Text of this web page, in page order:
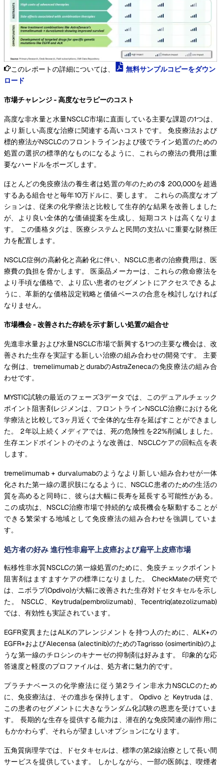
このレポートの詳細については、
無料サンプルコピーをダウン
ロード
市場チャレンジ - 高度なセラピーのコスト
高度な非水量と水量NSCLC市場に直面している主要な課題の1つは、
より新しい高度な治療に関連する高いコストです。 免疫療法および
標的療法がNSCLCのフロントラインおよび後でライン処置のための
処置の選択の標準的なものになるように、これらの療法の費用は重
要なハードルをポーズします。
ほとんどの免疫療法の養生者は処置の年のための$ 200,000を超過
するある組合せと毎年10万ドルに、要します。 これらの高度なオプ
ションは、従来の化学療法と比較して生存的な結果を改善しました
が、より良い全体的な価値提案を生成し、短期コストは高くなりま
す。 この価格タグは、医療システムと民間の支払いに重要な財務圧
力を配置します。
NSCLC症例の高齢化と高齢化に伴い、NSCLC患者の治療費用は、医
療費の負担を脅かします。 医薬品メーカーは、これらの救命療法を
より手頃な価格で、より広い患者のセグメントにアクセスできるよ
うに、革新的な価格設定戦略と価値ベースの合意を検討しなければ
なりません。
市場機会 - 改善された存続を示す新しい処置の組合せ
先進非水量および水量NSCLC市場で新興する1つの主要な機会は、改
善された生存を実証する新しい治療の組み合わせの開発です。 主要
な例は、tremelimumabとdurabのAstraZenecaの免疫療法の組み合
わせです。
MYSTIC試験の最近のフェーズ3データでは、このデュアルチェック
ポイント阻害剤レジメンは、フロントラインNSCLC治療における化
学療法と比較して3ヶ月近くで全体的な生存を延ばすことができまし
た。 2年以上続くメディアでは、死の危険性を22%削減しました。
生存エンドポイントのそのような改善は、NSCLCケアの回転点を表
します。
tremelimumab + durvalumabのようなより新しい組み合わせが一体
化された第一線の選択肢になるように、NSCLC患者のための生活の
質を高めると同時に、彼らは大幅に長寿を延長する可能性がある。
この成功は、NSCLC治療市場で持続的な成長機会を駆動することが
できる繁栄する地域として免疫療法の組み合わせを強調していま
す。
処方者の好み 進行性非扁平上皮癌および扁平上皮癌市場
転移性非水質NSCLCの第一線処置のために、免疫チェックポイント
阻害剤はますますケアの標準になりました。 CheckMateの研究で
は、ニボラブ(Opdivo)が大幅に改善された生存対ドセタキセルを示し
た。 NSCLC、Keytruda(pembrolizumab)、Tecentriq(atezolizumab)
では、有効性も実証されています。
EGFR変異またはALKのアレンジメントを持つ人のために、ALK+の
EGFR+およびAlecensa (alectinib)のためのTagrisso (osimertinib)のよ
うな第一線のチロシンのキナーゼの抑制剤は好みます。 印象的な応
答速度と軽度のプロファイルは、処方者に魅力的です。
プラチナベースの化学療法に従う第2ライン非水力NSCLCのため
に、免疫療法は、その進歩を保持します。 Opdivo と Keytruda は、
この患者のセグメントに大きなランダム化試験の恩恵を受けていま
す。 長期的な生存を提供する能力は、潜在的な免疫関連の副作用に
もかかわらず、それらが望ましいオプションになります。
五角質病理学では、ドセタキセルは、標準の第2線治療として長い間
サービスを提供しています。 しかしながら、一部の医師は、喫煙者